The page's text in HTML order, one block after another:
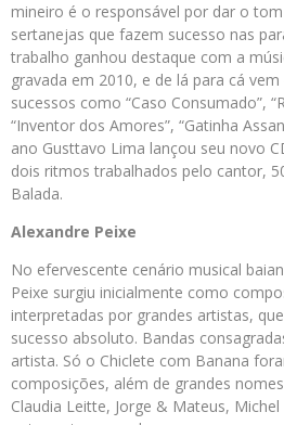
mineiro é o responsável por dar o
sertanejas que fazem sucesso nas
trabalho ganhou destaque com a
gravada em 2010, e de lá para cá
sucessos como “Caso Consumado”,
“Inventor dos Amores”, “Gatinha
ano Gusttavo Lima lançou seu novo
dois ritmos trabalhados pelo cantor,
Balada.
Alexandre Peixe
No efervescente cenário musical
Peixe surgiu inicialmente como
interpretadas por grandes artistas,
sucesso absoluto. Bandas
artista. Só o Chiclete com Banana
composições, além de grandes
Claudia Leitte, Jorge & Mateus,